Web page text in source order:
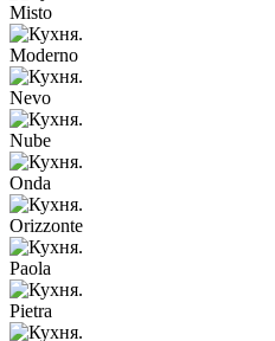
Misto
Moderno
Nevo
Nube
Onda
Orizzonte
Paola
Pietra